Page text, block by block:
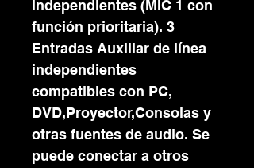
independientes (MIC 1 con
función prioritaria). 3
Entradas Auxiliar de línea
independientes
compatibles con PC,
DVD,Proyector,Consolas y
otras fuentes de audio. Se
puede conectar a otros